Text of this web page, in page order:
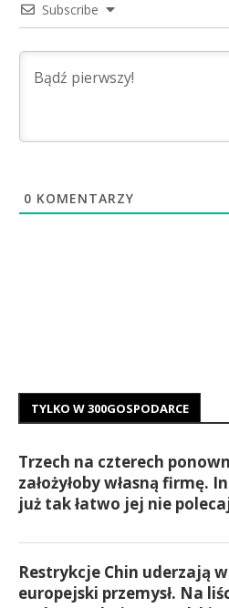
Subscribe
0 KOMENTARZY
TYLKO W 300GOSPODARCE
Trzech na czterech
założyłoby własną firmę.
już tak łatwo jej nie
Restrykcje Chin uderzają w
europejski przemysł. Na